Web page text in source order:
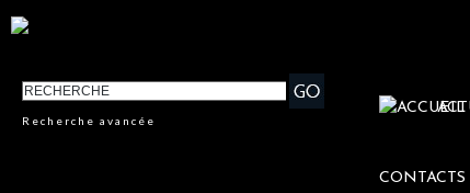
Recherche avancée
CONTACTS